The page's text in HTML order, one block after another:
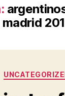
madrid